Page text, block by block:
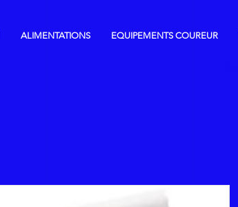
ALIMENTATIONS EQUIPEMENTS COUREUR